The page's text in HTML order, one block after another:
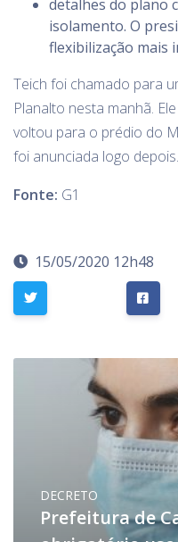
detalhes do plano
isolamento. O
flexibilização mais
Teich foi chamado para
Planalto nesta manhã.
voltou para o prédio do
foi anunciada logo depois.
Fonte: G1
15/05/2020 12h48
DECRETO
Prefeitura de